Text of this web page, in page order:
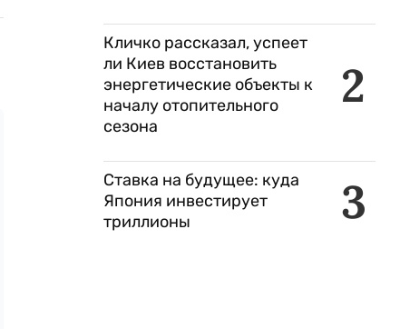
2
Кличко рассказал, успеет
ли Киев восстановить
энергетические объекты к
началу отопительного
сезона
3
Ставка на будущее: куда
Япония инвестирует
триллионы